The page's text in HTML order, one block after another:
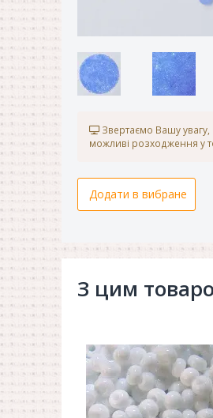
Звертаємо Вашу увагу,
можливі розходження у
Додати в вибране
З цим